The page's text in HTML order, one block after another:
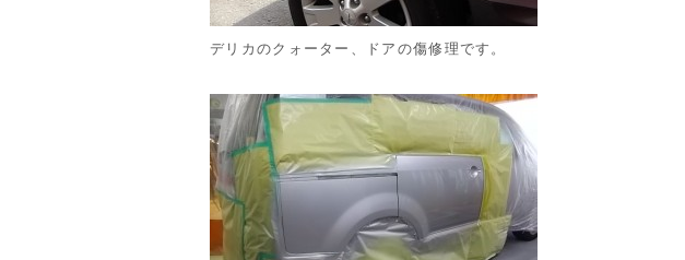
デリカのクォーター、ドアの傷修理です。